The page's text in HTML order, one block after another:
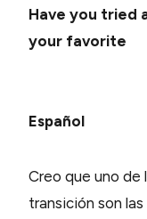
Have you tried
your favorite
Español
Creo que uno de
transición son